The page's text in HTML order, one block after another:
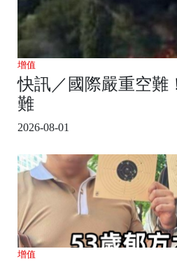
增值
快訊／國際嚴重空難
難
2026-08-01
增值